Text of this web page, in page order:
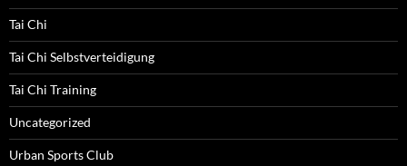
Tai Chi
Tai Chi Selbstverteidigung
Tai Chi Training
Uncategorized
Urban Sports Club